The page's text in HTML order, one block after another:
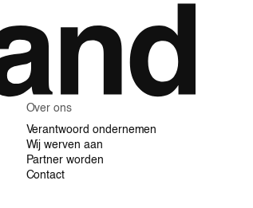
Over ons
Verantwoord ondernemen
Wij werven aan
Partner worden
Contact